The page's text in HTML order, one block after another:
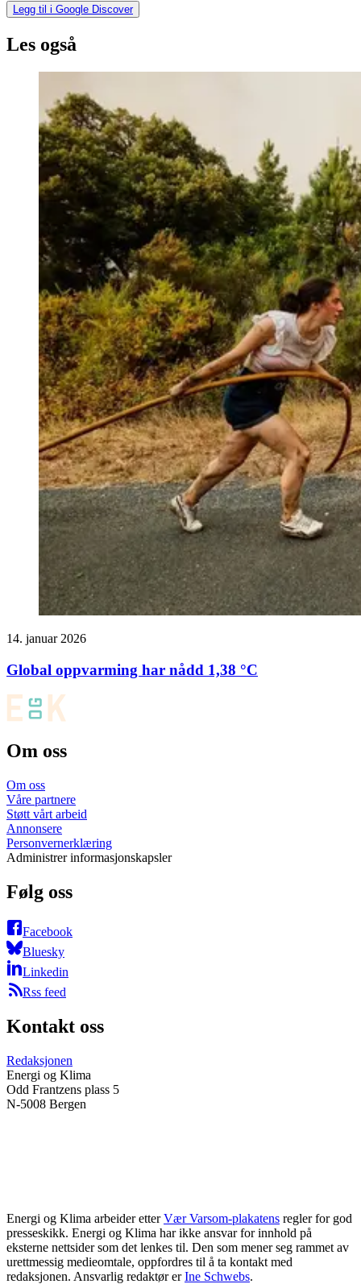
Legg til i Google Discover
Les også
14. januar 2026
Global oppvarming har nådd 1,38 °C
Om oss
Om oss
Våre partnere
Støtt vårt arbeid
Annonsere
Personvernerklæring
Administrer informasjonskapsler
Følg oss
Facebook
Bluesky
Linkedin
Rss feed
Kontakt oss
Redaksjonen
Energi og Klima
Odd Frantzens plass 5
N-5008 Bergen
Energi og Klima arbeider etter Vær Varsom-plakatens regler for god
presseskikk. Energi og Klima har ikke ansvar for innhold på
eksterne nettsider som det lenkes til. Den som mener seg rammet av
urettmessig medieomtale, oppfordres til å ta kontakt med
redaksjonen. Ansvarlig redaktør er Ine Schwebs.